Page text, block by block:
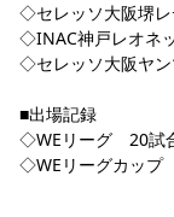
◇セレッソ大阪堺レ
◇INAC神戸レオネ
◇セレッソ大阪ヤン
■出場記録
◇WEリーグ　20試
◇WEリーグカップ